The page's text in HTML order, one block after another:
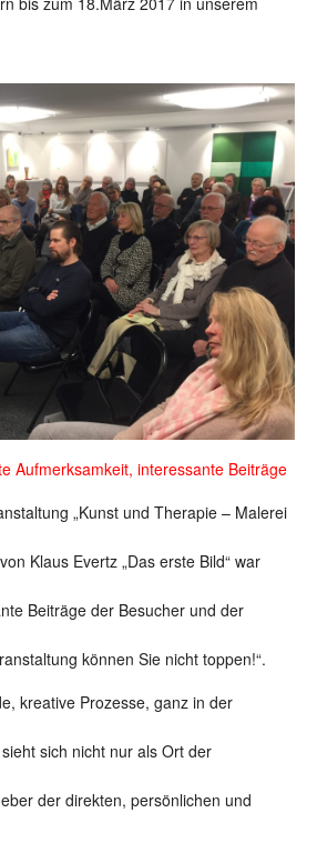
Aufmerksamkeit, interessante Beiträge
„Kunst und Therapie – Malerei
Klaus Evertz „Das erste Bild“ war
Beiträge der Besucher und der
können Sie nicht toppen!“.
kreative Prozesse, ganz in der
sich nicht nur als Ort der
der direkten, persönlichen und